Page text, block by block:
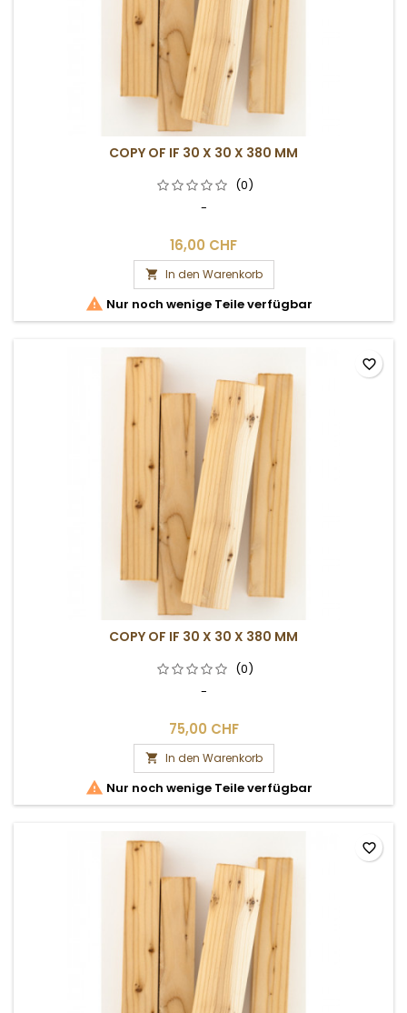
COPY OF IF 30 X 30 X 380 MM
(0)
-
16,00 CHF
 In den Warenkorb
 Nur noch wenige Teile verfügbar
COPY OF IF 30 X 30 X 380 MM
(0)
-
75,00 CHF
 In den Warenkorb
 Nur noch wenige Teile verfügbar
favorite_border
favorite_border